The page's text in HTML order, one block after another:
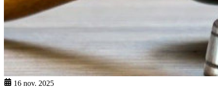
16 nov. 2025